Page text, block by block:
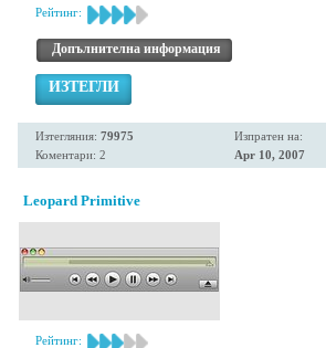
Рейтинг:
Допълнителна информация
ИЗТЕГЛИ
Изтегляния: 79975
Коментари: 2
Изпратен на:
Apr 10, 2007
Leopard Primitive
Рейтинг: